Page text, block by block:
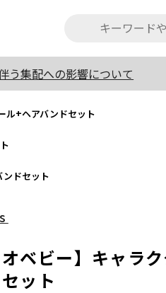
う集配への影響について
ル+ヘアバンドセット
ンドセット
オベビー】キャラ
ット